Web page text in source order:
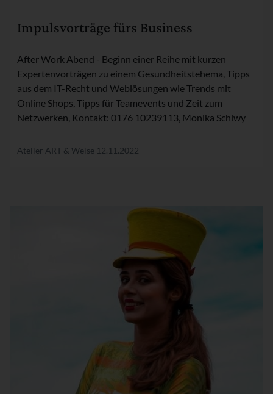
Impulsvorträge fürs Business
After Work Abend - Beginn einer Reihe mit kurzen
Expertenvorträgen zu einem Gesundheitstehema, Tipps
aus dem IT-Recht und Weblösungen wie Trends mit
Online Shops, Tipps für Teamevents und Zeit zum
Netzwerken, Kontakt: 0176 10239113, Monika Schiwy
Atelier ART & Weise 12.11.2022